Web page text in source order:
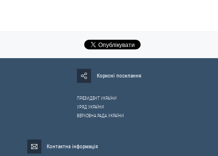
Корисні посилання
ПРЕЗИДЕНТ УКРАЇНИ
УРЯД УКРАЇНИ
ВЕРХОВНА РАДА УКРАЇНИ
Контактна інформація